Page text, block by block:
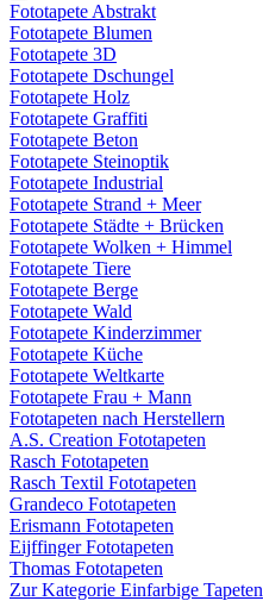
Fototapete Abstrakt
Fototapete Blumen
Fototapete 3D
Fototapete Dschungel
Fototapete Holz
Fototapete Graffiti
Fototapete Beton
Fototapete Steinoptik
Fototapete Industrial
Fototapete Strand + Meer
Fototapete Städte + Brücken
Fototapete Wolken + Himmel
Fototapete Tiere
Fototapete Berge
Fototapete Wald
Fototapete Kinderzimmer
Fototapete Küche
Fototapete Weltkarte
Fototapete Frau + Mann
Fototapeten nach Herstellern
A.S. Creation Fototapeten
Rasch Fototapeten
Rasch Textil Fototapeten
Grandeco Fototapeten
Erismann Fototapeten
Eijffinger Fototapeten
Thomas Fototapeten
Zur Kategorie Einfarbige Tapeten